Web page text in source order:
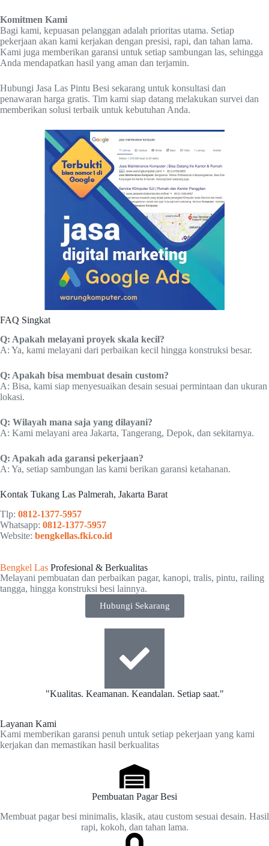
Komitmen Kami
Bagi kami, kepuasan pelanggan adalah prioritas utama. Setiap
pekerjaan akan kami kerjakan dengan presisi, rapi, dan tahan lama.
Kami juga memberikan garansi untuk setiap sambungan las, sehingga
Anda mendapatkan hasil yang aman dan terjamin.
Hubungi Jasa Las Pintu Besi sekarang untuk konsultasi dan
penawaran harga gratis. Tim kami siap datang melakukan survei dan
memberikan solusi terbaik untuk kebutuhan Anda.
FAQ Singkat
Q: Apakah melayani proyek skala kecil?
A: Ya, kami melayani dari perbaikan kecil hingga konstruksi besar.
Q: Apakah bisa membuat desain custom?
A: Bisa, kami siap menyesuaikan desain sesuai permintaan dan ukuran
lokasi.
Q: Wilayah mana saja yang dilayani?
A: Kami melayani area Jakarta, Tangerang, Depok, dan sekitarnya.
Q: Apakah ada garansi pekerjaan?
A: Ya, setiap sambungan las kami berikan garansi ketahanan.
Kontak Tukang Las Palmerah, Jakarta Barat
Tlp: 0812-1377-5957
Whatsapp: 0812-1377-5957
Website: bengkellas.fki.co.id
Bengkel Las Profesional & Berkualitas
Melayani pembuatan dan perbaikan pagar, kanopi, tralis, pintu, railing
tangga, hingga konstruksi besi lainnya.
Hubungi Sekarang
"Kualitas. Keamanan. Keandalan. Setiap saat."
Layanan Kami
Kami memberikan garansi penuh untuk setiap pekerjaan yang kami
kerjakan dan memastikan hasil berkualitas
Pembuatan Pagar Besi
Membuat pagar besi minimalis, klasik, atau custom sesuai desain. Hasil
rapi, kokoh, dan tahan lama.